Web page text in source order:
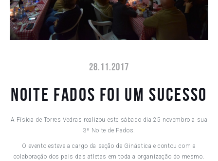
28.11.2017
NOITE FADOS FOI UM SUCESSO
A Física de Torres Vedras realizou este sábado dia 25 novembro a sua
3ª Noite de Fados.
O evento esteve a cargo da seção de Ginástica e contou com a
colaboração dos pais das atletas em toda a organização do mesmo.